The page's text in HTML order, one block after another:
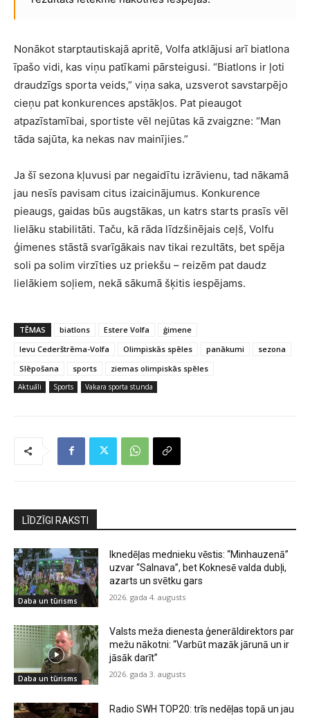
Nonākot starptautiskajā apritē, Volfa atklājusi arī biatlona
īpašo vidi, kas viņu patīkami pārsteigusi. “Biatlons ir ļoti
draudzīgs sporta veids,” viņa saka, uzsverot savstarpējo
cieņu pat konkurences apstākļos. Pat pieaugot
atpazīstamībai, sportiste vēl nejūtas kā zvaigzne: “Man
tāda sajūta, ka nekas nav mainījies.”
Ja šī sezona kļuvusi par negaidītu izrāvienu, tad nākamā
jau nesīs pavisam citus izaicinājumus. Konkurence
pieaugs, gaidas būs augstākas, un katrs starts prasīs vēl
lielāku stabilitāti. Taču, kā rāda līdzšinējais ceļš, Volfu
ģimenes stāstā svarīgākais nav tikai rezultāts, bet spēja
soli pa solim virzīties uz priekšu – reizēm pat daudz
lielākiem soļiem, nekā sākumā šķitis iespējams.
TĒMAS biatlons Estere Volfa
ģimene
Ievu Cederštrēma-Volfa
Olimpiskās spēles panākumi
sezona
Slēpošana
sports ziemas olimpiskās spēles
Aktuāli Sports Vakara sporta stunda
LĪDZĪGI RAKSTI
Daba un tūrisms
Iknedēļas mednieku vēstis: “Minhauzenā”
uzvar “Salnava”, bet Koknesē valda dubļi,
azarts un svētku gars
2026. gada 4. augusts
Daba un tūrisms
Valsts meža dienesta ģenerāldirektors par
mežu nākotni: “Varbūt mazāk jārunā un ir
jāsāk darīt”
2026. gada 3. augusts
Radio SWH TOP20: trīs nedēļas topā un jau